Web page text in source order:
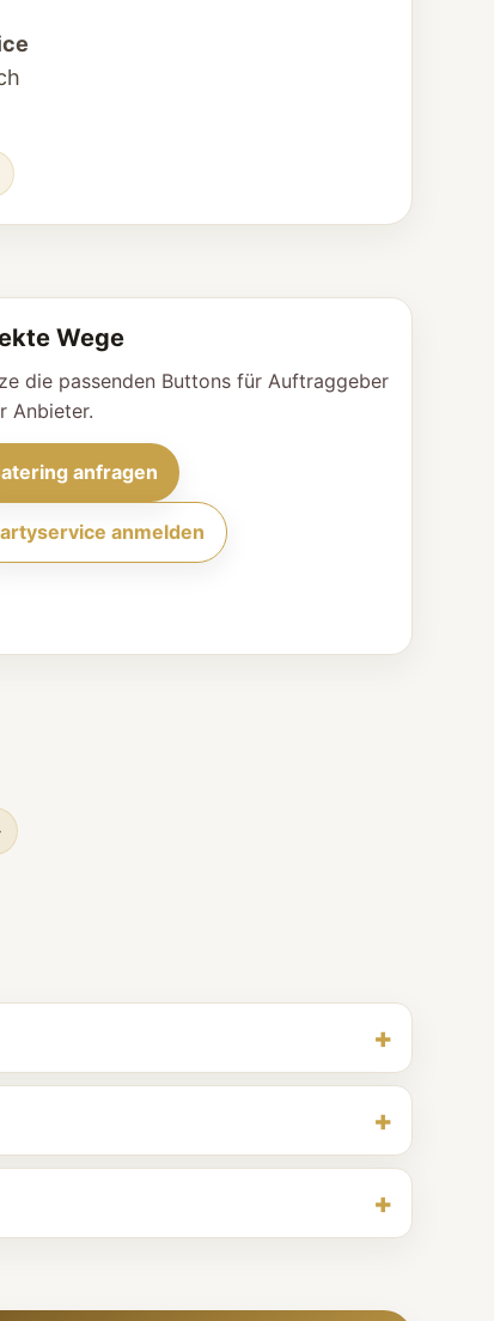
Wege
die passenden Buttons für Auftraggeber
Anbieter.
anfragen
anmelden